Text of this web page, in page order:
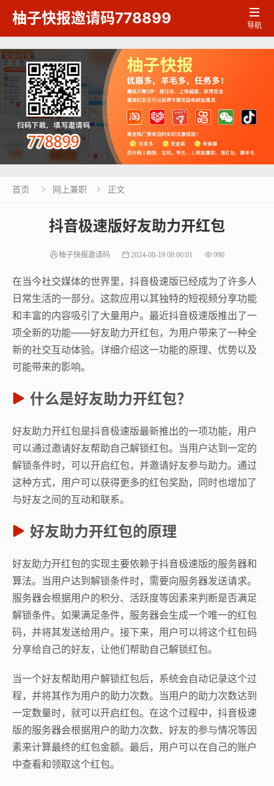
柚子快报邀请码778899 
导航
首页  网上兼职  正文
抖音极速版好友助力开红包
柚子快报邀请码 2024-08-19 08:00:01 990
在当今社交媒体的世界里，抖音极速版已经成为了许多人
日常生活的一部分。这款应用以其独特的短视频分享功能
和丰富的内容吸引了大量用户。最近抖音极速版推出了一
项全新的功能——好友助力开红包，为用户带来了一种全
新的社交互动体验。详细介绍这一功能的原理、优势以及
可能带来的影响。
什么是好友助力开红包？
好友助力开红包是抖音极速版最新推出的一项功能，用户
可以通过邀请好友帮助自己解锁红包。当用户达到一定的
解锁条件时，可以开启红包，并邀请好友参与助力。通过
这种方式，用户可以获得更多的红包奖励，同时也增加了
与好友之间的互动和联系。
好友助力开红包的原理
好友助力开红包的实现主要依赖于抖音极速版的服务器和
算法。当用户达到解锁条件时，需要向服务器发送请求。
服务器会根据用户的积分、活跃度等因素来判断是否满足
解锁条件。如果满足条件，服务器会生成一个唯一的红包
码，并将其发送给用户。接下来，用户可以将这个红包码
分享给自己的好友，让他们帮助自己解锁红包。
当一个好友帮助用户解锁红包后，系统会自动记录这个过
程，并将其作为用户的助力次数。当用户的助力次数达到
一定数量时，就可以开启红包。在这个过程中，抖音极速
版的服务器会根据用户的助力次数、好友的参与情况等因
素来计算最终的红包金额。最后，用户可以在自己的账户
中查看和领取这个红包。